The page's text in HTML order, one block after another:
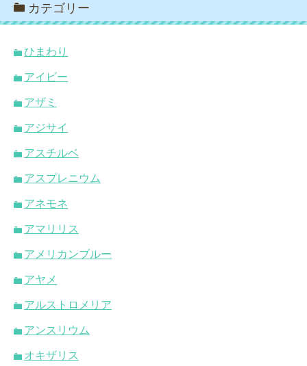
カテゴリー
ひまわり
アイビー
アザミ
アジサイ
アスチルベ
アスプレニウム
アネモネ
アマリリス
アメリカンブルー
アヤメ
アルストロメリア
アンスリウム
オキザリス